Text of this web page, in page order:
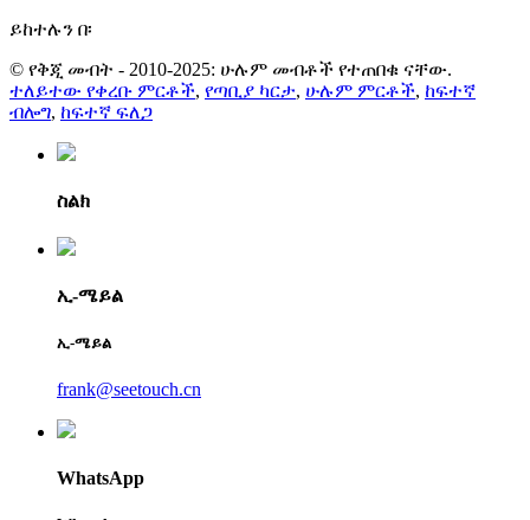
ይከተሉን በ፡
© የቅጂ መብት - 2010-2025: ሁሉም መብቶች የተጠበቁ ናቸው.
ተለይተው የቀረቡ ምርቶች, የጣቢያ ካርታ, ሁሉም ምርቶች, ከፍተኛ
ብሎግ, ከፍተኛ ፍለጋ
ስልክ
ኢ-ሜይል
ኢ-ሜይል
frank@seetouch.cn
WhatsApp